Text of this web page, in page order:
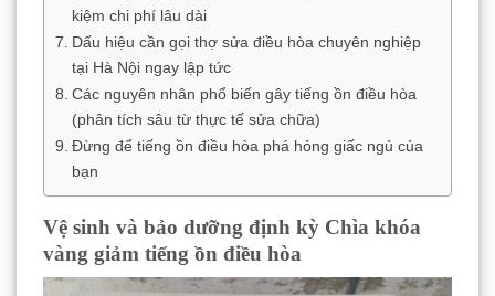
kiệm chi phí lâu dài
Dấu hiệu cần gọi thợ sửa điều hòa chuyên nghiệp
tại Hà Nội ngay lập tức
Các nguyên nhân phổ biến gây tiếng ồn điều hòa
(phân tích sâu từ thực tế sửa chữa)
Đừng để tiếng ồn điều hòa phá hỏng giấc ngủ của
bạn
Vệ sinh và bảo dưỡng định kỳ Chìa khóa
vàng giảm tiếng ồn điều hòa